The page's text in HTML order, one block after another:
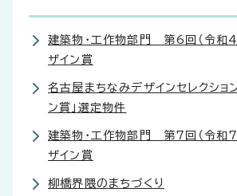
建築物・工作物部門 第6回（令和4
ザイン賞
名古屋まちなみデザインセレクショ
ン賞」選定物件
建築物・工作物部門 第7回（令和7
ザイン賞
柳橋界隈のまちづくり